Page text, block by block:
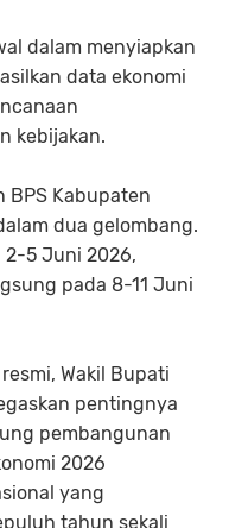
dalam menyiapkan
data ekonomi
kebijakan.
BPS Kabupaten
dua gelombang.
2-5 Juni 2026,
pada 8-11 Juni
Wakil Bupati
pentingnya
pembangunan
2026
yang
tahun sekali